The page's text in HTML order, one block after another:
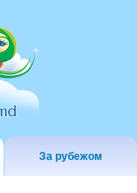
За рубежом